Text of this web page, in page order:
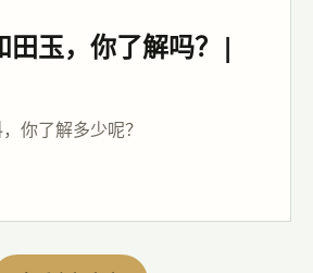
田玉，你了解吗？|
你了解多少呢？